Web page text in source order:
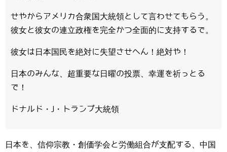
せやからアメリカ合衆国大統領として言わせてもらう。
彼女と彼女の連立政権を完全かつ全面的に支持するで。
彼女は日本国民を絶対に失望させへん！絶対や！
日本のみんな、超重要な日曜の投票、幸運を祈っとる
で！
ドナルド・J・トランプ大統領
日本を、信仰宗教・創価学会と労働組合が支配する、中国